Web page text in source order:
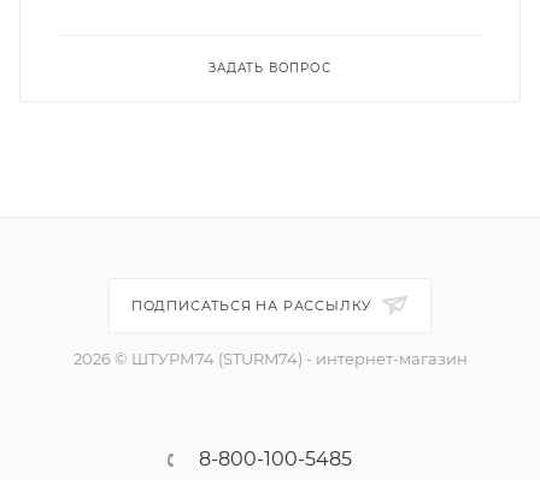
ЗАДАТЬ ВОПРОС
ПОДПИСАТЬСЯ НА РАССЫЛКУ
2026 © ШТУРМ74 (STURM74) - интернет-магазин
8-800-100-5485